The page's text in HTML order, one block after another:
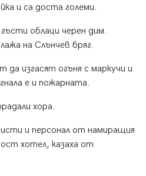
и са доста големи.
облаци черен дим.
на Слънчев бряг.
изгасят огъня с маркучи и
е и пожарната.
хора.
и персонал от намиращия
хотел, казаха от